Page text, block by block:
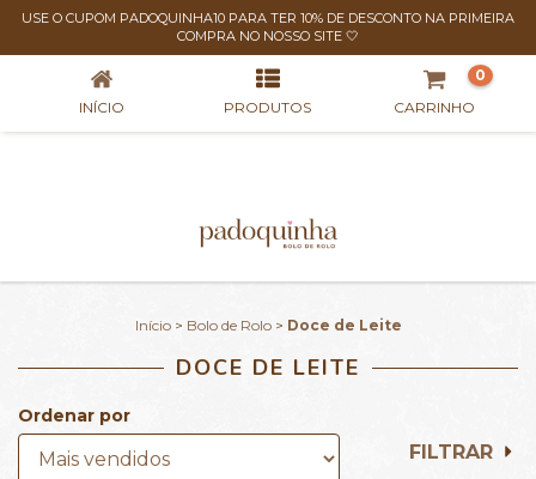
USE O CUPOM PADOQUINHA10 PARA TER 10% DE DESCONTO NA PRIMEIRA
COMPRA NO NOSSO SITE 🤍
DOCE DE LEITE
INÍCIO PRODUTOS CARRINHO
0
Início > Bolo de Rolo > Doce de Leite
DOCE DE LEITE
Ordenar por
FILTRAR